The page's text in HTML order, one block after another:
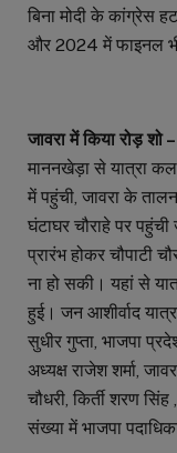
बिना मोदी के कांग्रेस
और 2024 में फाइनल
जावरा में किया रोड़ शो –
माननखेड़ा से यात्रा
में पहुंची, जावरा के
घंटाघर चौराहे पर
प्रारंभ होकर चौपाटी
ना हो सकी। यहां से
हुई। जन आशीर्वाद
सुधीर गुप्ता, भाजपा
अध्यक्ष राजेश शर्मा,
चौधरी, किर्ती शरण
संख्या में भाजपा